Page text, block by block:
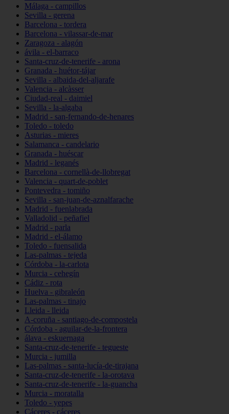
Málaga - campillos
Sevilla - gerena
Barcelona - tordera
Barcelona - vilassar-de-mar
Zaragoza - alagón
ávila - el-barraco
Santa-cruz-de-tenerife - arona
Granada - huétor-tájar
Sevilla - albaida-del-aljarafe
Valencia - alcàsser
Ciudad-real - daimiel
Sevilla - la-algaba
Madrid - san-fernando-de-henares
Toledo - toledo
Asturias - mieres
Salamanca - candelario
Granada - huéscar
Madrid - leganés
Barcelona - cornellà-de-llobregat
Valencia - quart-de-poblet
Pontevedra - tomiño
Sevilla - san-juan-de-aznalfarache
Madrid - fuenlabrada
Valladolid - peñafiel
Madrid - parla
Madrid - el-álamo
Toledo - fuensalida
Las-palmas - tejeda
Córdoba - la-carlota
Murcia - cehegín
Cádiz - rota
Huelva - gibraleón
Las-palmas - tinajo
Lleida - lleida
A-coruña - santiago-de-compostela
Córdoba - aguilar-de-la-frontera
álava - eskuernaga
Santa-cruz-de-tenerife - tegueste
Murcia - jumilla
Las-palmas - santa-lucía-de-tirajana
Santa-cruz-de-tenerife - la-orotava
Santa-cruz-de-tenerife - la-guancha
Murcia - moratalla
Toledo - yepes
Cáceres - cáceres